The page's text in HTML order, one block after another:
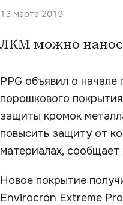
13 марта 2019
ЛКМ можно
PPG объявил о начале
порошкового
защиты кромок
повысить защиту от
материалах, сообщает
Новое покрытие
Envirocron Extreme